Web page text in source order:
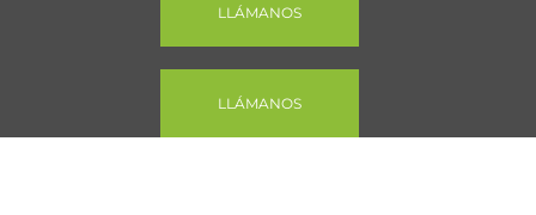
LLÁMANOS
LLÁMANOS